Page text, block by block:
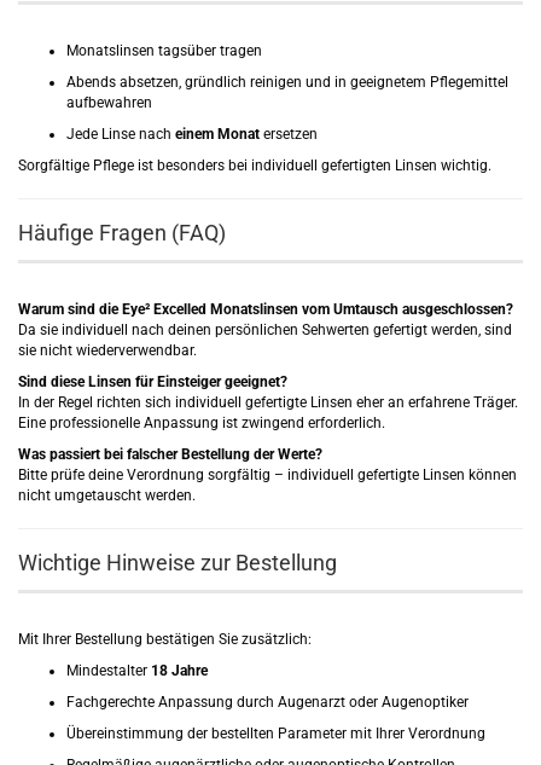
Monatslinsen tagsüber tragen
Abends absetzen, gründlich reinigen und in geeignetem Pflegemittel
aufbewahren
Jede Linse nach einem Monat ersetzen
Sorgfältige Pflege ist besonders bei individuell gefertigten Linsen wichtig.
Häufige Fragen (FAQ)
Warum sind die Eye² Excelled Monatslinsen vom Umtausch ausgeschlossen?
Da sie individuell nach deinen persönlichen Sehwerten gefertigt werden, sind
sie nicht wiederverwendbar.
Sind diese Linsen für Einsteiger geeignet?
In der Regel richten sich individuell gefertigte Linsen eher an erfahrene Träger.
Eine professionelle Anpassung ist zwingend erforderlich.
Was passiert bei falscher Bestellung der Werte?
Bitte prüfe deine Verordnung sorgfältig – individuell gefertigte Linsen können
nicht umgetauscht werden.
Wichtige Hinweise zur Bestellung
Mit Ihrer Bestellung bestätigen Sie zusätzlich:
Mindestalter 18 Jahre
Fachgerechte Anpassung durch Augenarzt oder Augenoptiker
Übereinstimmung der bestellten Parameter mit Ihrer Verordnung